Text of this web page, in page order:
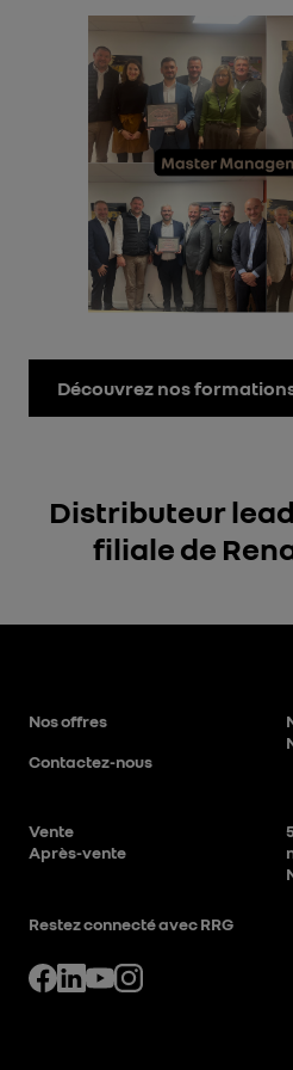
Découvrez nos
Distributeur
filiale de
Nos offres
Contactez-nous
Vente
Après-vente
Restez connecté avec RRG